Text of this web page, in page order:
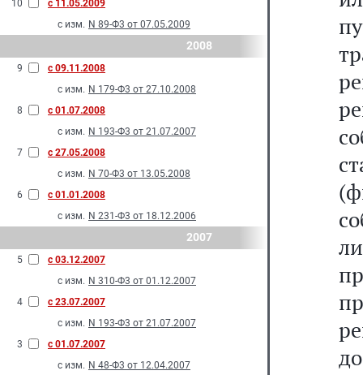
10
с 11.05.2009
с изм. N 89-Ф3 от 07.05.2009
2008
9
с 09.11.2008
с изм. N 179-Ф3 от 27.10.2008
8
с 01.07.2008
с изм. N 193-Ф3 от 21.07.2007
7
с 27.05.2008
с изм. N 70-Ф3 от 13.05.2008
6
с 01.01.2008
с изм. N 231-Ф3 от 18.12.2006
2007
5
с 03.12.2007
с изм. N 310-Ф3 от 01.12.2007
4
с 23.07.2007
с изм. N 193-Ф3 от 21.07.2007
3
с 01.07.2007
с изм. N 48-Ф3 от 12.04.2007